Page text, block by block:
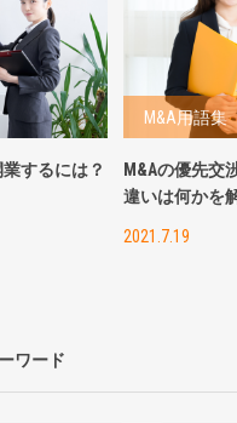
するには？
M&A用語集
M&Aの優先交
違いは何かを
2021.7.19
ワード